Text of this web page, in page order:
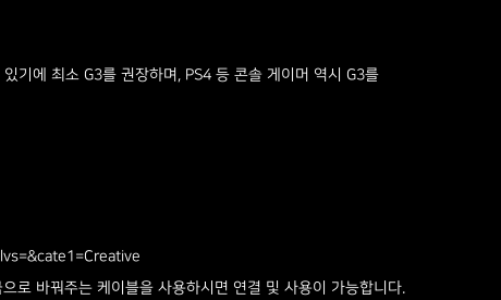
기에 최소 G3를 권장하며, PS4 등 콘솔 게이머 역시 G3를
로 바꿔주는 케이블을 사용하시면 연결 및 사용이 가능합니다.